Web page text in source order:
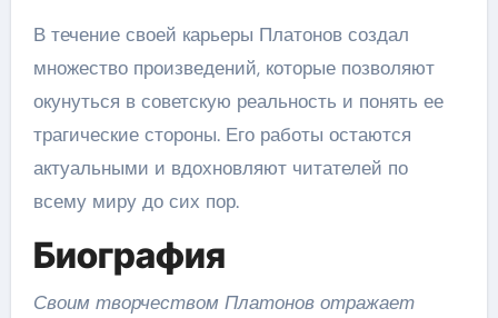
В течение своей карьеры Платонов создал
множество произведений, которые позволяют
окунуться в советскую реальность и понять ее
трагические стороны. Его работы остаются
актуальными и вдохновляют читателей по
всему миру до сих пор.
Биография
Своим творчеством Платонов отражает